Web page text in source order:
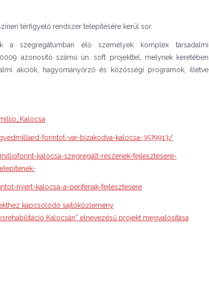
térfigyelő rendszer telepítésére kerül sor.
a
szegregátumban élő személyek komplex társadalmi
azonosító számú ún. soft projekttel, melynek keretében
akciók, hagyományőrző és közösségi programok, illetve
forintot-var-bizakodva-kalocsa-3579913/
kalocsa-szegregalt-reszenek-fejlesztesere-
nyert-kalocsa-a-periferiak-fejlesztesere
kapcsolódó sajtóközlemény
Kalocsán” elnevezésű projekt megvalósítása